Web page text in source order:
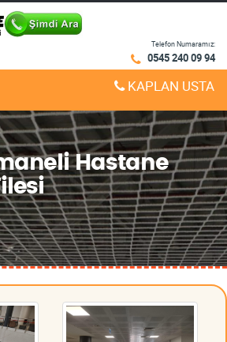
Telefon Numaramız:
0545 240 09 94
KAPLAN USTA
Hastane